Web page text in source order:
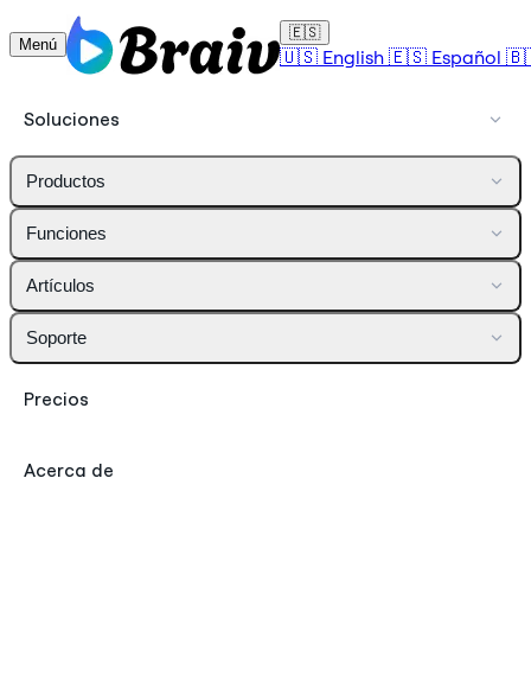
Menú
🇪🇸
🇺🇸 English 🇪🇸 Español
Soluciones
Productos
Funciones
Artículos
Soporte
Precios
Acerca de